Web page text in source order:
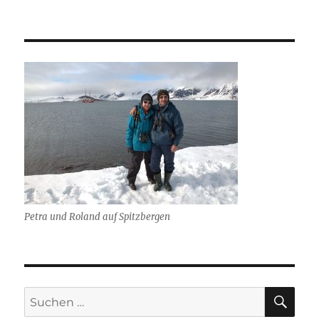
Petra und Roland auf Spitzbergen
Suchen
nach: